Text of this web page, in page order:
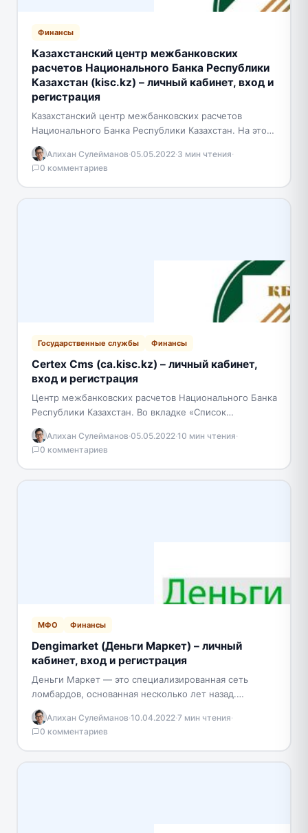
Финансы
Казахстанский центр межбанковских
расчетов Национального Банка Республики
Казахстан (kisc.kz) – личный кабинет, вход и
регистрация
Казахстанский центр межбанковских расчетов
Национального Банка Республики Казахстан. На этом
сервисе вы можете переводить деньги с карты на
другие. На сайте предоставлена…
Алихан Сулейманов·05.05.2022·3 мин чтения·
0 комментариев
Государственные службы Финансы
Certex Cms (ca.kisc.kz) – личный кабинет,
вход и регистрация
Центр межбанковских расчетов Национального Банка
Республики Казахстан. Во вкладке «Список
Отозванных Сертификатов» (СОС) вы сможете
просмотреть всю информацию о них, а именно…
Алихан Сулейманов·05.05.2022·10 мин чтения·
0 комментариев
МФО Финансы
Dengimarket (Деньги Маркет) – личный
кабинет, вход и регистрация
Деньги Маркет — это специализированная сеть
ломбардов, основанная несколько лет назад.
Компания оказывает услуги по выдаче займов под
залог. В качестве залога…
Алихан Сулейманов·10.04.2022·7 мин чтения·
0 комментариев